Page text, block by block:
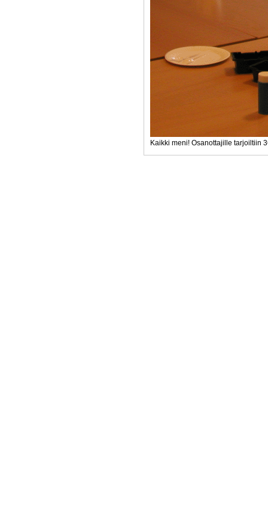
Kaikki meni! Osanottajille tarjoiltiin